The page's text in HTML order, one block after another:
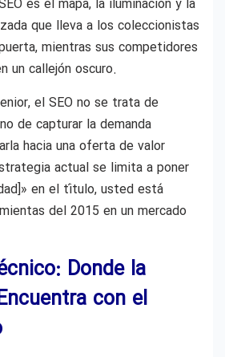
es el mapa, la iluminación y la
que lleva a los coleccionistas
mientras sus competidores
un callejón oscuro.
el SEO no se trata de
de capturar la demanda
hacia una oferta de valor
actual se limita a poner
en el título, usted está
del 2015 en un mercado
Donde la
con el